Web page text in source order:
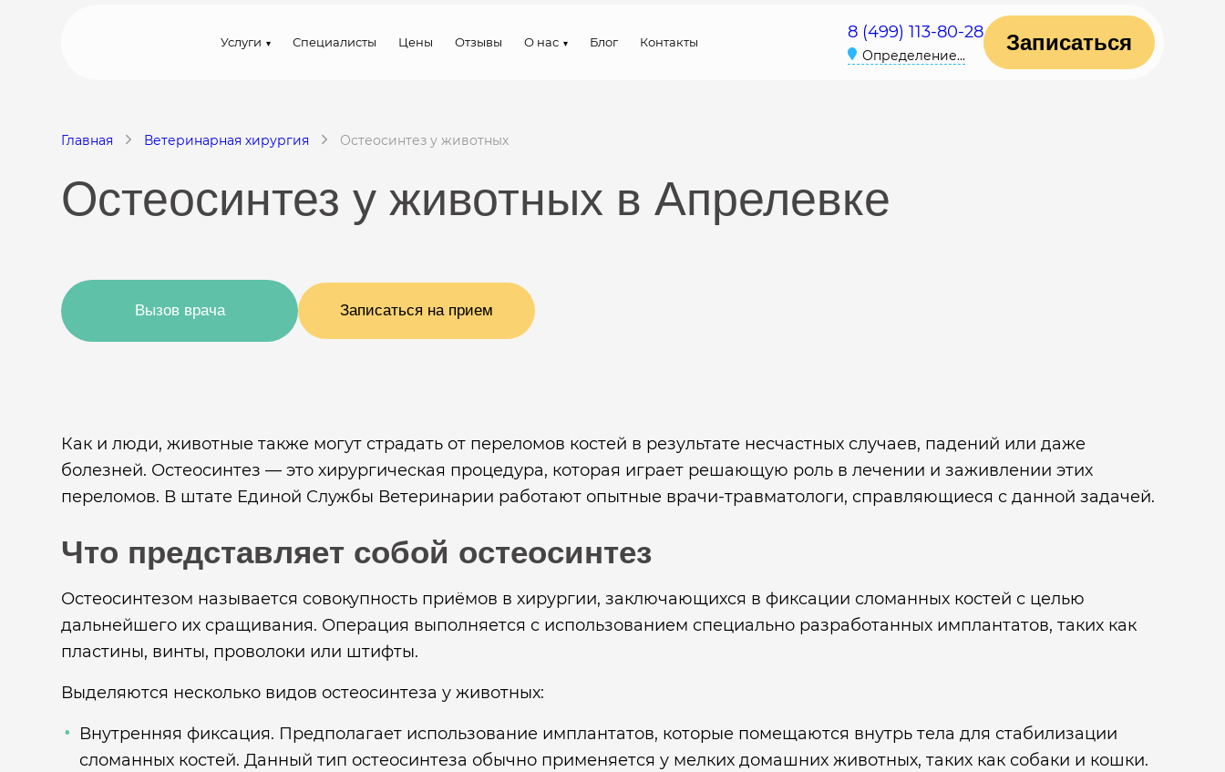
Услуги Специалисты Цены Отзывы О нас Блог Контакты
8 (499) 113-80-28
Определение...
Записаться
Главная Ветеринарная хирургия Остеосинтез у животных
Остеосинтез у животных в Апрелевке
Вызов врача Записаться на прием
Как и люди, животные также могут страдать от переломов костей в результате несчастных случаев, падений или даже
болезней. Остеосинтез — это хирургическая процедура, которая играет решающую роль в лечении и заживлении этих
переломов. В штате Единой Службы Ветеринарии работают опытные врачи-травматологи, справляющиеся с данной задачей.
Что представляет собой остеосинтез
Остеосинтезом называется совокупность приёмов в хирургии, заключающихся в фиксации сломанных костей с целью
дальнейшего их сращивания. Операция выполняется с использованием специально разработанных имплантатов, таких как
пластины, винты, проволоки или штифты.
Выделяются несколько видов остеосинтеза у животных:
Внутренняя фиксация. Предполагает использование имплантатов, которые помещаются внутрь тела для стабилизации
сломанных костей. Данный тип остеосинтеза обычно применяется у мелких домашних животных, таких как собаки и кошки.